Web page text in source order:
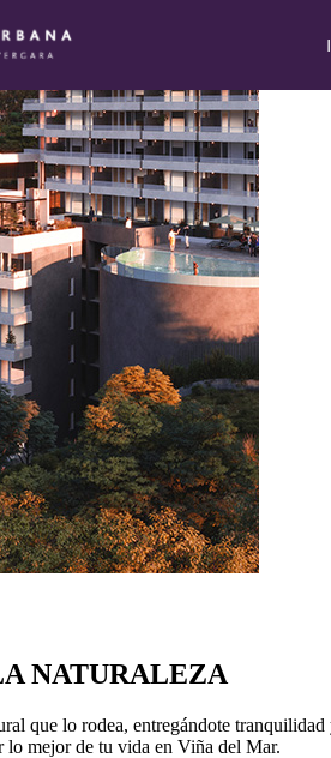
NATURALEZA
que lo rodea, entregándote
lo mejor de tu vida en Viña del Mar.